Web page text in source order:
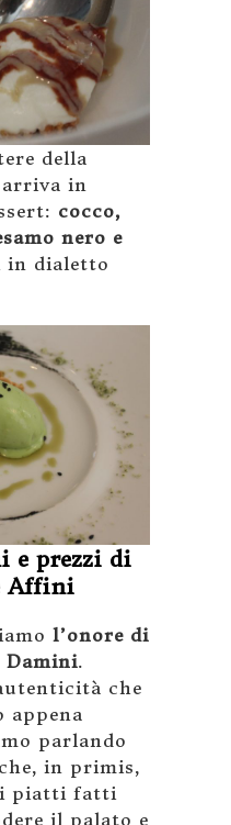
della
in
cocco,
nero e
in dialetto
e prezzi di
Affini
l’onore di
Damini.
che
appena
parlando
in primis,
i piatti fatti
il palato e